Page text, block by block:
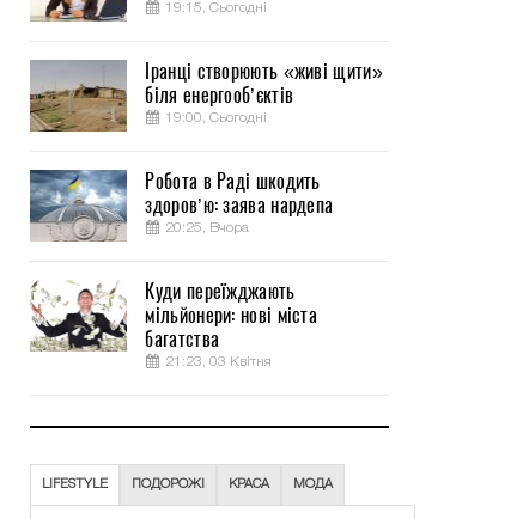
19:15, Сьогодні
Іранці створюють «живі щити»
біля енергооб’єктів
19:00, Сьогодні
Робота в Раді шкодить
здоров’ю: заява нардепа
20:25, Вчора
Куди переїжджають
мільйонери: нові міста
багатства
21:23, 03 Квітня
LIFESTYLE ПОДОРОЖІ КРАСА МОДА